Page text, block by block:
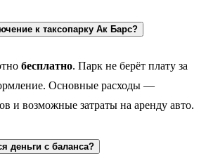
к таксопарку Ак Барс?
бесплатно. Парк не берёт плату за
Основные расходы —
и возможные затраты на аренду авто.
деньги с баланса?